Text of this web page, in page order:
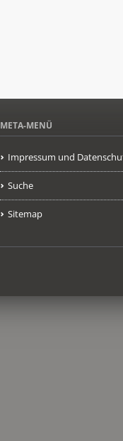
META-MENÜ
Impressum und
Suche
Sitemap